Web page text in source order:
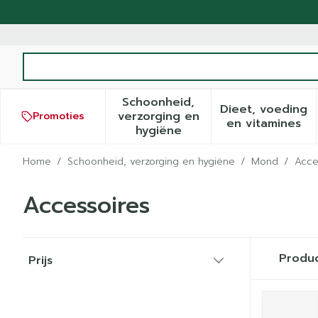
Promoties
Schoonheid,
verzorging en
hygiëneToon submenu voor
Dieet, voeding
en vitamines
Toon
Home / Schoonheid, verzorging en hygiëne / Mond /
Accessoires
Prijs